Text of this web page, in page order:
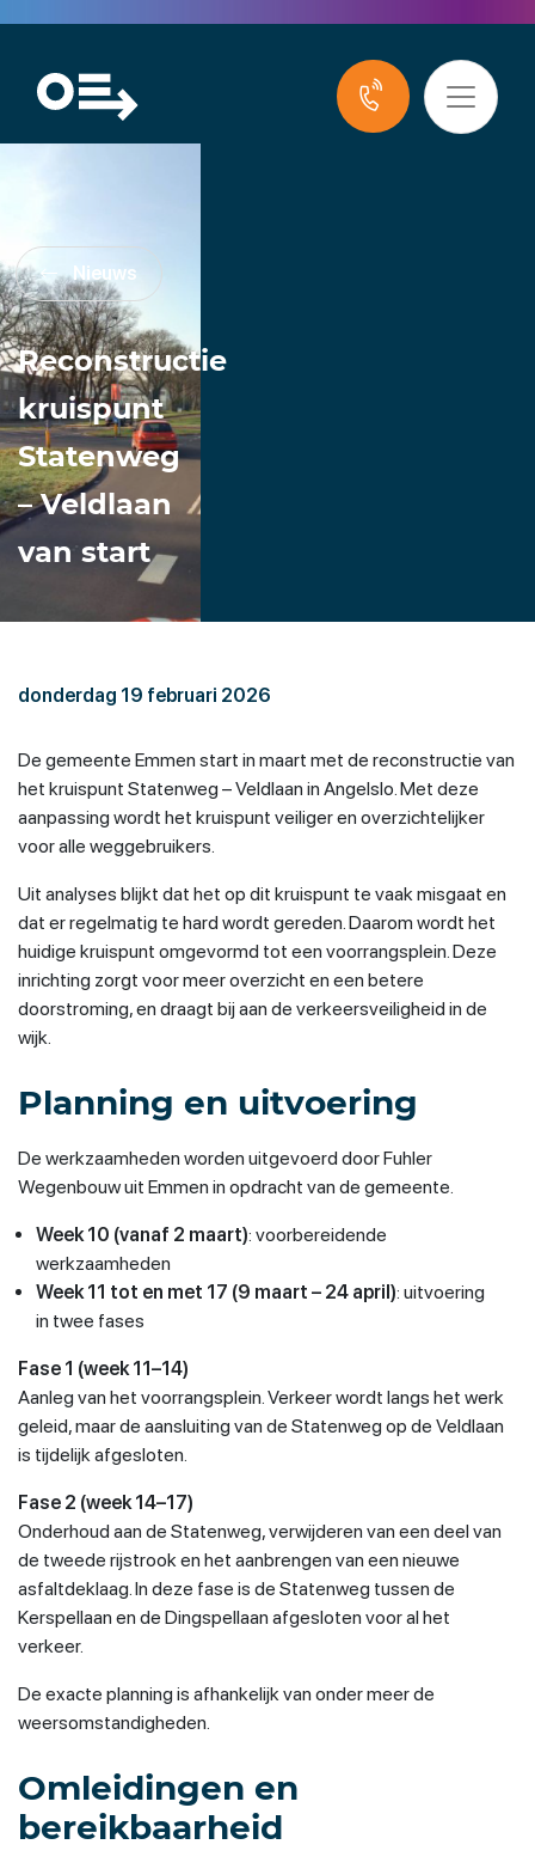
Nieuws
Reconstructie
kruispunt
Statenweg
– Veldlaan
van start
donderdag 19 februari 2026
De gemeente Emmen start in maart met de reconstructie van
het kruispunt Statenweg – Veldlaan in Angelslo. Met deze
aanpassing wordt het kruispunt veiliger en overzichtelijker
voor alle weggebruikers.
Uit analyses blijkt dat het op dit kruispunt te vaak misgaat en
dat er regelmatig te hard wordt gereden. Daarom wordt het
huidige kruispunt omgevormd tot een voorrangsplein. Deze
inrichting zorgt voor meer overzicht en een betere
doorstroming, en draagt bij aan de verkeersveiligheid in de
wijk.
Planning en uitvoering
De werkzaamheden worden uitgevoerd door Fuhler
Wegenbouw uit Emmen in opdracht van de gemeente.
Week 10 (vanaf 2 maart): voorbereidende
werkzaamheden
Week 11 tot en met 17 (9 maart – 24 april): uitvoering
in twee fases
Fase 1 (week 11–14)
Aanleg van het voorrangsplein. Verkeer wordt langs het werk
geleid, maar de aansluiting van de Statenweg op de Veldlaan
is tijdelijk afgesloten.
Fase 2 (week 14–17)
Onderhoud aan de Statenweg, verwijderen van een deel van
de tweede rijstrook en het aanbrengen van een nieuwe
asfaltdeklaag. In deze fase is de Statenweg tussen de
Kerspellaan en de Dingspellaan afgesloten voor al het
verkeer.
De exacte planning is afhankelijk van onder meer de
weersomstandigheden.
Omleidingen en
bereikbaarheid